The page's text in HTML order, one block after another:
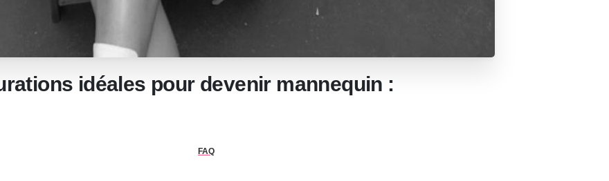
idéales pour devenir mannequin :
FAQ